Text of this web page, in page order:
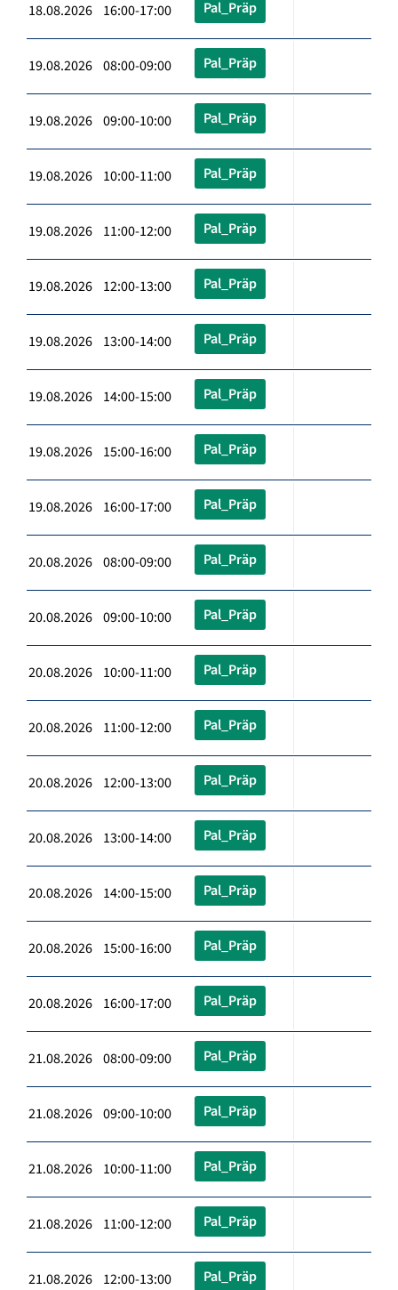
18.08.2026 16:00-17:00 Pal_Präp
19.08.2026 08:00-09:00 Pal_Präp
19.08.2026 09:00-10:00 Pal_Präp
19.08.2026 10:00-11:00 Pal_Präp
19.08.2026 11:00-12:00 Pal_Präp
19.08.2026 12:00-13:00 Pal_Präp
19.08.2026 13:00-14:00 Pal_Präp
19.08.2026 14:00-15:00 Pal_Präp
19.08.2026 15:00-16:00 Pal_Präp
19.08.2026 16:00-17:00 Pal_Präp
20.08.2026 08:00-09:00 Pal_Präp
20.08.2026 09:00-10:00 Pal_Präp
20.08.2026 10:00-11:00 Pal_Präp
20.08.2026 11:00-12:00 Pal_Präp
20.08.2026 12:00-13:00 Pal_Präp
20.08.2026 13:00-14:00 Pal_Präp
20.08.2026 14:00-15:00 Pal_Präp
20.08.2026 15:00-16:00 Pal_Präp
20.08.2026 16:00-17:00 Pal_Präp
21.08.2026 08:00-09:00 Pal_Präp
21.08.2026 09:00-10:00 Pal_Präp
21.08.2026 10:00-11:00 Pal_Präp
21.08.2026 11:00-12:00 Pal_Präp
21.08.2026 12:00-13:00 Pal_Präp